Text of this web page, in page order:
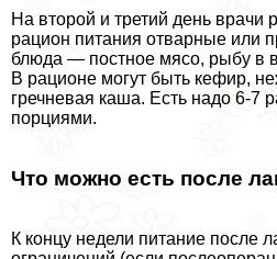
На второй и третий день врачи
рацион питания отварные или
блюда — постное мясо, рыбу в
В рационе могут быть кефир,
гречневая каша. Есть надо 6-7
порциями.
Что можно есть после
К концу недели питание после